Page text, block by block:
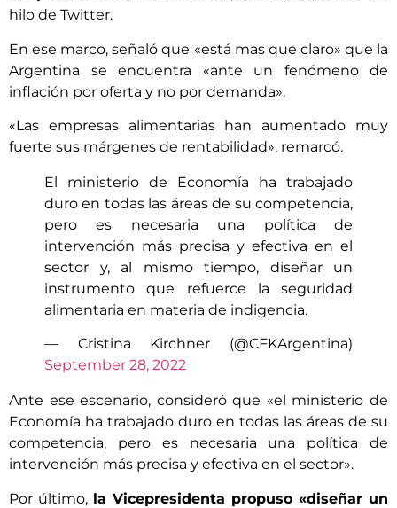
hilo de Twitter.
En ese marco, señaló que «está mas que claro» que la
Argentina se encuentra «ante un fenómeno de
inflación por oferta y no por demanda».
«Las empresas alimentarias han aumentado muy
fuerte sus márgenes de rentabilidad», remarcó.
El ministerio de Economía ha trabajado
duro en todas las áreas de su competencia,
pero es necesaria una política de
intervención más precisa y efectiva en el
sector y, al mismo tiempo, diseñar un
instrumento que refuerce la seguridad
alimentaria en materia de indigencia.
— Cristina Kirchner (@CFKArgentina)
September 28, 2022
Ante ese escenario, consideró que «el ministerio de
Economía ha trabajado duro en todas las áreas de su
competencia, pero es necesaria una política de
intervención más precisa y efectiva en el sector».
Por último, la Vicepresidenta propuso «diseñar un